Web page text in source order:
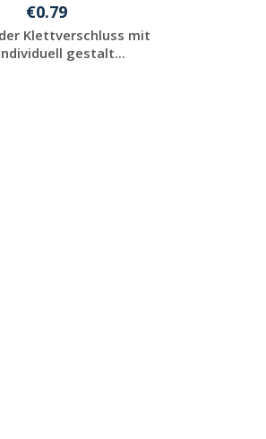
€0.79
Klettverschluss mit
gestalt...